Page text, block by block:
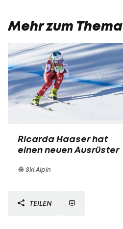
Mehr zum Thema
Ricarda Haaser hat
einen neuen Ausrüster
Ski Alpin
TEILEN